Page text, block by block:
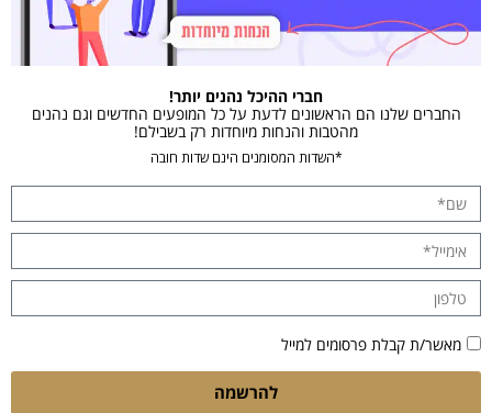
חברי ההיכל נהנים יותר!
החברים שלנו הם הראשונים לדעת על כל המופעים החדשים וגם נהנים
מהטבות והנחות מיוחדות רק בשבילם!
*השדות המסומנים הינם שדות חובה
מאשר/ת קבלת פרסומים למייל
להרשמה